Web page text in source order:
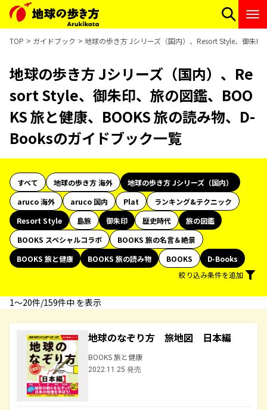
TOP ガイドブック 地球の歩き方 Jシリーズ（国内）、Resort Style、御朱
地球の歩き方 Jシリーズ（国内）、Re
sort Style、御朱印、旅の図鑑、BOO
KS 旅と健康、BOOKS 旅の読み物、D-
Booksのガイドブック一覧
すべて 地球の歩き方 海外
地球の歩き方 Jシリーズ（国内）
aruco 海外
aruco 国内 Plat
ランキング&テクニック
Resort Style
島旅 御朱印 歴史時代
旅の図鑑
BOOKS スペシャルコラボ
BOOKS 旅の名言＆絶景
BOOKS 旅と健康
BOOKS 旅の読み物 BOOKS
D-Books
絞り込み条件を追加
1〜20件/159件中 を表示
地球のなぞり方 旅地図 日本編
BOOKS 旅と健康
2022.11.25 発売